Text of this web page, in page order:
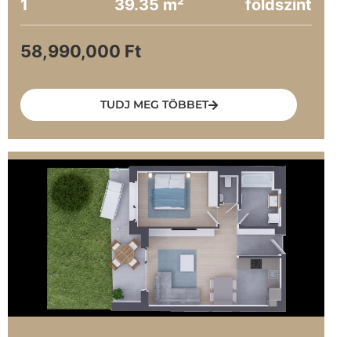
1 39.35 m² földszint
58,990,000 Ft
TUDJ MEG TÖBBET